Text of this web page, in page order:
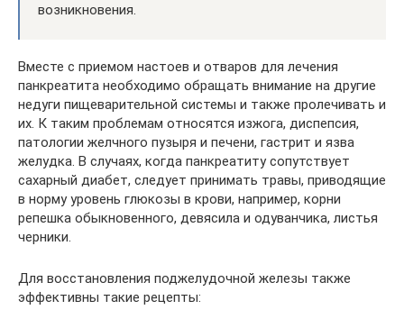
возникновения.
Вместе с приемом настоев и отваров для лечения
панкреатита необходимо обращать внимание на другие
недуги пищеварительной системы и также пролечивать и
их. К таким проблемам относятся изжога, диспепсия,
патологии желчного пузыря и печени, гастрит и язва
желудка. В случаях, когда панкреатиту сопутствует
сахарный диабет, следует принимать травы, приводящие
в норму уровень глюкозы в крови, например, корни
репешка обыкновенного, девясила и одуванчика, листья
черники.
Для восстановления поджелудочной железы также
эффективны такие рецепты: